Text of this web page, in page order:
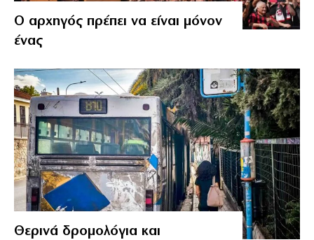
Ο αρχηγός πρέπει να είναι μόνον
ένας
Θερινά δρομολόγια και